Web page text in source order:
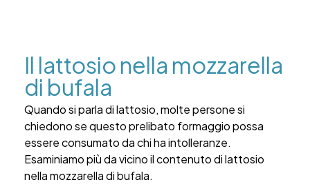
Il lattosio nella mozzarella
di bufala
Quando si parla di lattosio, molte persone si
chiedono se questo prelibato formaggio possa
essere consumato da chi ha intolleranze.
Esaminiamo più da vicino il contenuto di lattosio
nella mozzarella di bufala.